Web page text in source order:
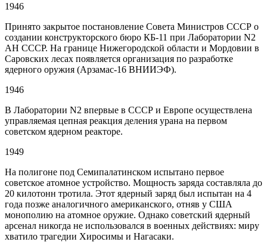
1946
Принято закрытое постановление Совета Министров СССР о
создании конструкторского бюро КБ-11 при Лаборатории N2
АН СССР. На границе Нижегородской области и Мордовии в
Саровских лесах появляется организация по разработке
ядерного оружия (Арзамас-16 ВНИИЭФ).
1946
В Лаборатории N2 впервые в СССР и Европе осуществлена
управляемая цепная реакция деления урана на первом
советском ядерном реакторе.
1949
На полигоне под Семипалатинском испытано первое
советское атомное устройство. Мощность заряда составляла до
20 килотонн тротила. Этот ядерный заряд был испытан на 4
года позже аналогичного американского, отняв у США
монополию на атомное оружие. Однако советский ядерный
арсенал никогда не использовался в военных действиях: миру
хватило трагедии Хиросимы и Нагасаки.